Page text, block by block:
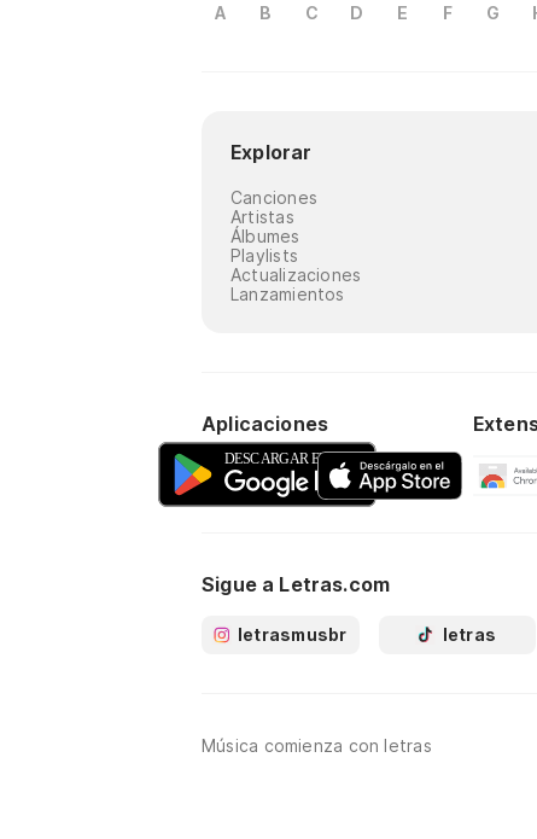
A B C D E F G
Explorar
Canciones
Artistas
Álbumes
Playlists
Actualizaciones
Lanzamientos
Aplicaciones
Sigue a Letras.com
letrasmusbr letras
Música comienza con letras